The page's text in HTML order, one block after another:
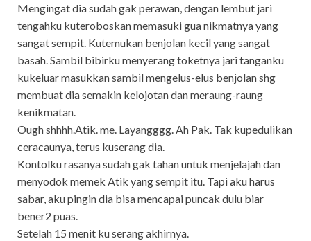
Mengingat dia sudah gak perawan, dengan lembut jari
tengahku kuteroboskan memasuki gua nikmatnya yang
sangat sempit. Kutemukan benjolan kecil yang sangat
basah. Sambil bibirku menyerang toketnya jari tanganku
kukeluar masukkan sambil mengelus-elus benjolan shg
membuat dia semakin kelojotan dan meraung-raung
kenikmatan.
Ough shhhh.Atik. me. Layangggg. Ah Pak. Tak kupedulikan
ceracaunya, terus kuserang dia.
Kontolku rasanya sudah gak tahan untuk menjelajah dan
menyodok memek Atik yang sempit itu. Tapi aku harus
sabar, aku pingin dia bisa mencapai puncak dulu biar
bener2 puas.
Setelah 15 menit ku serang akhirnya.